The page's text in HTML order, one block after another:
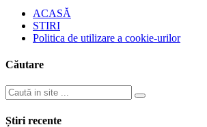
ACASĂ
STIRI
Politica de utilizare a cookie-urilor
Căutare
Știri recente